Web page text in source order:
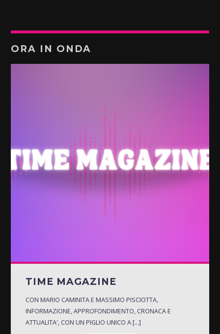
ORA IN ONDA
TIME MAGAZINE
CON MARIO CAMINITA E MASSIMO PISCIOTTA,
INFORMAZIONE, APPROFONDIMENTO, CRONACA E
ATTUALITA', CON UN PIGLIO UNICO A [...]